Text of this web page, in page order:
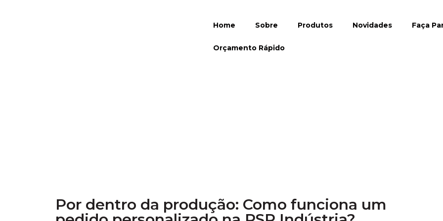
Home Sobre Produtos Novidades Faça
Orçamento Rápido
Por dentro da produção: Como funciona um